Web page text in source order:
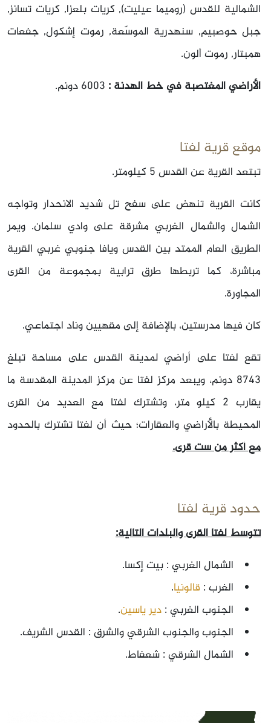
الشمالية للقدس (روميما عيليت), كريات بلعزا, كريات تسانز,
جبل حوصبيم, سنهدرية الموسّعة, رموت إشكول, جفعات
همبتار, رموت ألون.
الأراضي المغتصبة في خط الهدنة : 6003 دونم.
موقع قرية لفتا
تبتعد القرية عن القدس 5 كيلومتر.
كانت القرية تنهض على سفح تل شديد الانحدار وتواجه
الشمال والشمال الغربي مشرقة على وادي سلمان. ويمر
الطريق العام الممتد بين القدس ويافا جنوبي غربي القرية
مباشرة، كما تربطها طرق ترابية بمجموعة من القرى
المجاورة.
كان فيها مدرستين، بالإضافة إلى مقهيين وناد اجتماعي.
تقع لفتا على أراضي لمدينة القدس على مساحة تبلغ
8743 دونم، ويبعد مركز لفتا عن مركز المدينة المقدسة ما
يقارب 2 كيلو متر، وتشترك لفتا مع العديد من القرى
المحيطة بالأراضي والعقارات؛ حيث أن لفتا تشترك بالحدود
مع أكثر من ست قرى.
حدود قرية لفتا
تتوسط لفتا القرى والبلدات التالية:
الشمال الغربي : بيت إكسا.
الغرب : قالونيا.
الجنوب الغربي : دير ياسين.
الجنوب والجنوب الشرقي والشرق : القدس الشريف.
الشمال الشرقي : شعفاط.